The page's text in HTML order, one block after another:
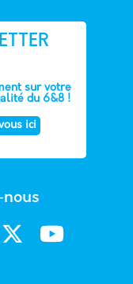
sur votre
du 6&8 !
ici